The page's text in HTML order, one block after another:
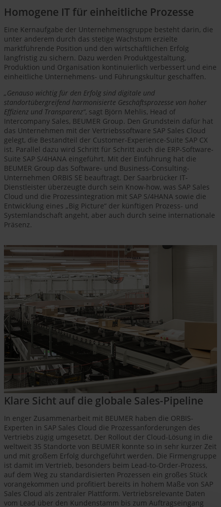
Homogene IT für einheitliche Prozesse
Eine Kernaufgabe der Unternehmensgruppe besteht darin, die
unter anderem durch das stetige Wachstum erzielte
marktführende Position und den wirtschaftlichen Erfolg
langfristig zu sichern. Dazu werden Produktgestaltung,
Produktion und Organisation kontinuierlich verbessert und eine
einheitliche Unternehmens- und Führungskultur geschaffen.
„Genauso wichtig für den Erfolg sind digitale und
standortübergreifend harmonisierte Geschäftsprozesse von hoher
Effizienz und Transparenz“, sagt Björn Mehlis, Head of
Intercompany Sales, BEUMER Group. Den Grundstein dafür hat
das Unternehmen mit der Vertriebssoftware SAP Sales Cloud
gelegt, die Bestandteil der Customer-Experience-Suite SAP CX
ist. Parallel dazu wird Schritt für Schritt auch die ERP-Software-
Suite SAP S/4HANA eingeführt. Mit der Einführung hat die
BEUMER Group das Software- und Business-Consulting-
Unternehmen ORBIS SE beauftragt. Der Saarbrücker IT-
Dienstleister überzeugte durch sein Know-how, was SAP Sales
Cloud und die Prozessintegration mit SAP S/4HANA sowie die
Entwicklung eines „Big Picture“ der künftigen Prozess- und
Systemlandschaft angeht, aber auch durch seine internationale
Präsenz.
Klare Sicht auf die globale Sales-Pipeline
In enger Zusammenarbeit mit BEUMER haben die ORBIS-
Experten in SAP Sales Cloud die Prozessanforderungen des
Vertriebs zügig umgesetzt. Der Rollout der Cloud-Lösung in die
weltweit 35 Standorte von BEUMER konnte so in sehr kurzer Zeit
und mit großem Erfolg durchgeführt werden. Die Firmengruppe
ist damit im Vertrieb, besonders beim Lead-to-Order-Prozess,
auf dem Weg zu standardisierten Prozessen ein großes Stück
vorangekommen und profitiert bereits in hohem Maße von SAP
Sales Cloud als zentraler Plattform. Vertriebsrelevante Daten
vom Lead über den Kundenstamm bis zum Auftragseingang